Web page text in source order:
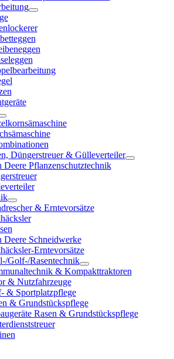
Düngerstreuer & Gülleverteiler
Deere Pflanzenschutztechnik
& Erntevorsätze
Deere Schneidwerke
Erntevorsätze
Golf-/Rasentechnik
& Kompakttraktoren
& Nutzfahrzeuge
& Sportplatzpflege
& Grundstückspflege
Rasen & Grundstückspflege